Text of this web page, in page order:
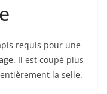
requis pour une
. Il est coupé plus
la selle.